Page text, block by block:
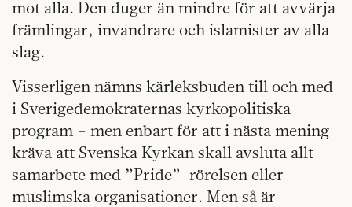
mot alla. Den duger än mindre för att avvärja
främlingar, invandrare och islamister av alla
slag.
Visserligen nämns kärleksbuden till och med
i Sverigedemokraternas kyrkopolitiska
program – men enbart för att i nästa mening
kräva att Svenska Kyrkan skall avsluta allt
samarbete med ”Pride”-rörelsen eller
muslimska organisationer. Men så är